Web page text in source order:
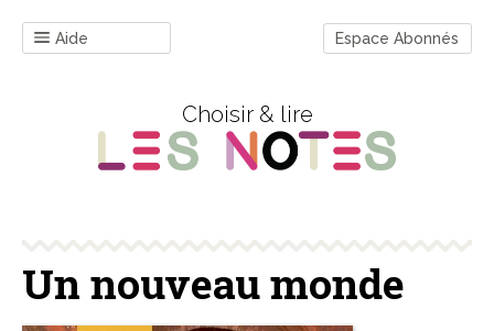
Aide Espace Abonnés
Choisir & lire
Un nouveau monde